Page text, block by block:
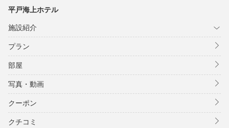
平戸海上ホテル
施設紹介
プラン
部屋
写真・動画
クーポン
クチコミ